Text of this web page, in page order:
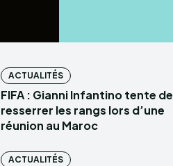
ACTUALITÉS
FIFA : Gianni Infantino tente de
resserrer les rangs lors d’une
réunion au Maroc
ACTUALITÉS